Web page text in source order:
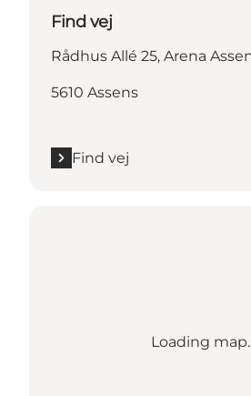
Find vej
Rådhus Allé 25, Arena
5610 Assens
Find vej
Loading